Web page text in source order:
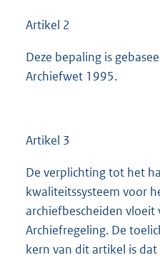
Artikel 2
Deze bepaling is
Archiefwet 1995.
Artikel 3
De verplichting tot het
kwaliteitssysteem voor
archiefbescheiden
Archiefregeling. De
kern van dit artikel is